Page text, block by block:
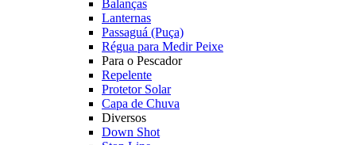
Balanças
Lanternas
Passaguá (Puça)
Régua para Medir Peixe
Para o Pescador
Repelente
Protetor Solar
Capa de Chuva
Diversos
Down Shot